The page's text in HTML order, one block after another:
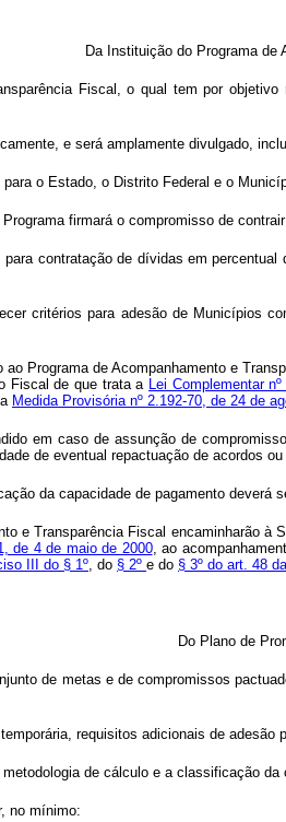
Da Instituição do Programa de
Fiscal, o qual tem por
e será amplamente divulgado,
o Estado, o Distrito Federal e o
firmará o compromisso de
contratação de dívidas em
critérios para adesão de Municípios
Programa de Acompanhamento e
Fiscal de que trata a Lei Complementar
Medida Provisória nº 2.192-70, de 24 de
em caso de assunção de
de eventual repactuação de acordos
da capacidade de pagamento
e Transparência Fiscal encaminharão
de 4 de maio de 2000, ao
III do § 1º, do § 2º e do § 3º do art. 48
Do Plano de
de metas e de compromissos
requisitos adicionais de
de cálculo e a classificação
no mínimo: